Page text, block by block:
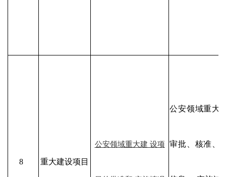
8 重大建设项目
公安领域重大建 设项
公安领域重大
审批、核准、